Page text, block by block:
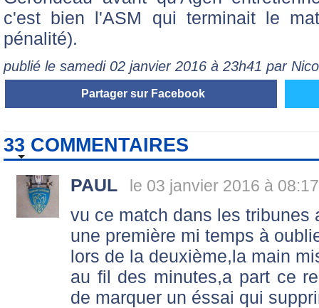
c'est bien l'ASM qui terminait le
pénalité).
publié le samedi 02 janvier 2016 à 23h41 par
Partager sur Facebook
33 COMMENTAIRES
PAUL le 03 janvier 2016 à 08:17
vu ce match dans les tribunes
une première mi temps à
lors de la deuxième,la main
au fil des minutes,a part ce
de marquer un éssai qui